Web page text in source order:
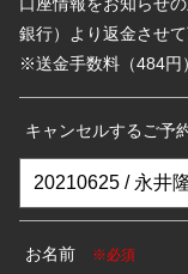
銀行）より返金させて
※送金手数料（484円
キャンセルするご予
お名前 ※必須